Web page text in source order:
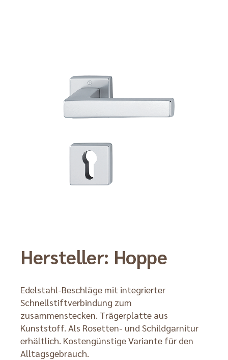
Hersteller: Hoppe
Edelstahl-Beschläge mit integrierter
Schnellstiftverbindung zum
zusammenstecken. Trägerplatte aus
Kunststoff. Als Rosetten- und Schildgarnitur
erhältlich. Kostengünstige Variante für den
Alltagsgebrauch.